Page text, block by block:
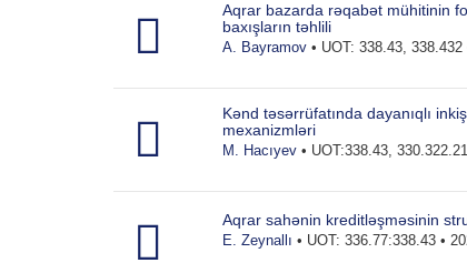
Aqrar bazarda rəqabət mühitinin
baxışların təhlili
A. Bayramov• UOT: 338.43, 338.432
Kənd təsərrüfatında dayanıqlı
mexanizmləri
M. Hacıyev• UOT:338.43,
Aqrar sahənin kreditləşməsinin
E. Zeynallı • UOT: 336.77:338.43 •